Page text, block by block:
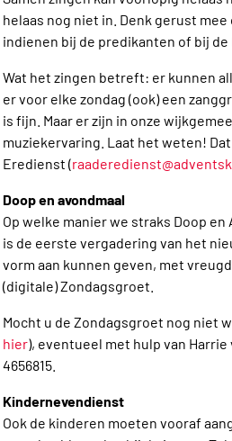
helaas nog niet in. Denk gerust
indienen bij de predikanten of bij de
Wat het zingen betreft: er kunnen
er voor elke zondag (ook) een
is fijn. Maar er zijn in onze
muziekervaring. Laat het weten!
Eredienst (
Doop en avondmaal
Op welke manier we straks Doop
is de eerste vergadering van het
vorm aan kunnen geven, met
(digitale) Zondagsgroet.
Mocht u de Zondagsgroet nog niet
hier), eventueel met hulp van
4656815.
Kindernevendienst
Ook de kinderen moeten vooraf